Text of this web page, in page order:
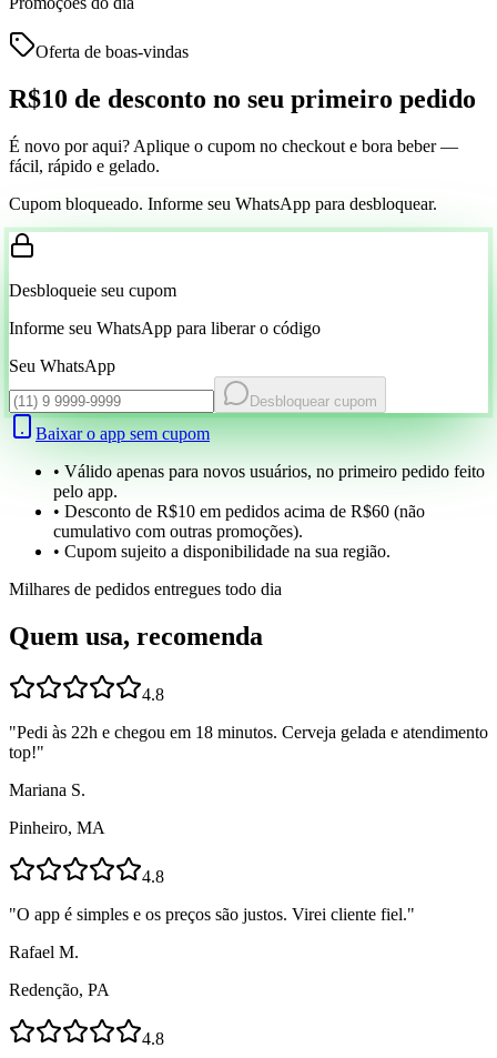
Oferta de boas-vindas
R$10 de desconto no seu primeiro pedido
É novo por aqui? Aplique o cupom no checkout e bora beber —
fácil, rápido e gelado.
Cupom bloqueado. Informe seu WhatsApp para desbloquear.
Desbloqueie seu cupom
Informe seu WhatsApp para liberar o código
Seu WhatsApp
Desbloquear cupom
Baixar o app sem cupom
• Válido apenas para novos usuários, no primeiro pedido feito
pelo app.
• Desconto de R$10 em pedidos acima de R$60 (não
cumulativo com outras promoções).
• Cupom sujeito a disponibilidade na sua região.
Milhares de pedidos entregues todo dia
Quem usa, recomenda
4.8
"Pedi às 22h e chegou em 18 minutos. Cerveja gelada e atendimento
top!"
Mariana S.
Pinheiro, MA
4.8
"O app é simples e os preços são justos. Virei cliente fiel."
Rafael M.
Redenção, PA
4.8